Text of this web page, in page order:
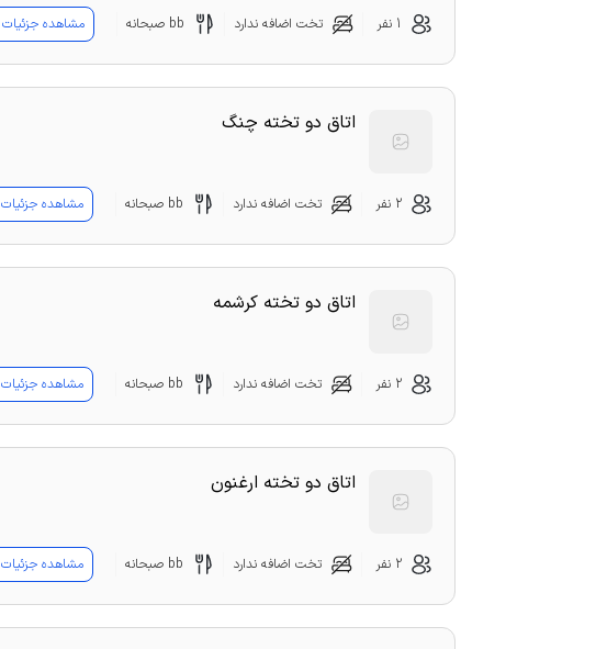
1 نفر تخت اضافه ندارد bb صبحانه مشاهده جزئیات
اتاق دو تخته چنگ
2 نفر تخت اضافه ندارد bb صبحانه مشاهده جزئیات
اتاق دو تخته کرشمه
2 نفر تخت اضافه ندارد bb صبحانه مشاهده جزئیات
اتاق دو تخته ارغنون
2 نفر تخت اضافه ندارد bb صبحانه مشاهده جزئیات